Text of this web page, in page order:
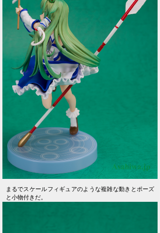
まるでスケールフィギュアのような複雑な動きとポーズ
と小物付きだ。